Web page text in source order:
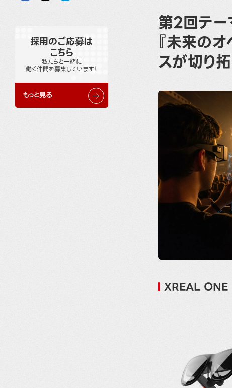
採用のご応募は
こちら
私たちと一緒に
働く仲間を募集しています！
もっと見る
第2回テー
『未来のオ
スが切り
XREAL ONE